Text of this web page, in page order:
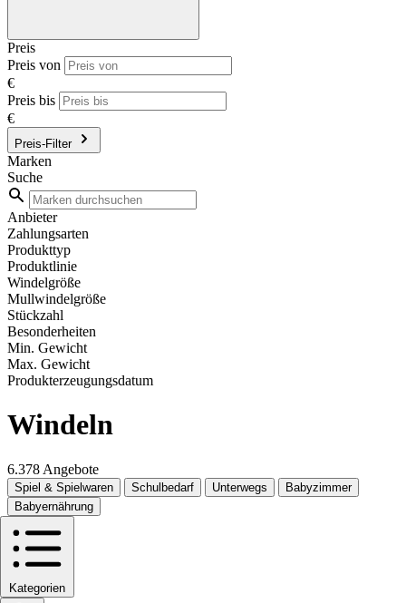
Preis
Preis von
€
Preis bis
€
Preis-Filter
Marken
Suche
Anbieter
Zahlungsarten
Produkttyp
Produktlinie
Windelgröße
Mullwindelgröße
Stückzahl
Besonderheiten
Min. Gewicht
Max. Gewicht
Produkterzeugungsdatum
Windeln
6.378 Angebote
Spiel & Spielwaren Schulbedarf Unterwegs
Babyzimmer
Babyernährung
Kategorien